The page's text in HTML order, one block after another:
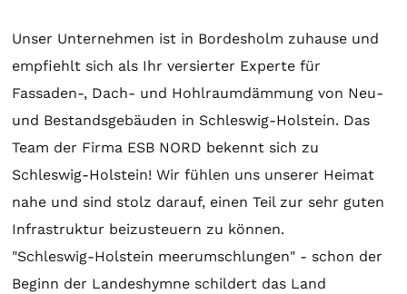
Unser Unternehmen ist in Bordesholm zuhause und
empfiehlt sich als Ihr versierter Experte für
Fassaden-, Dach- und Hohlraumdämmung von Neu-
und Bestandsgebäuden in Schleswig-Holstein. Das
Team der Firma ESB NORD bekennt sich zu
Schleswig-Holstein! Wir fühlen uns unserer Heimat
nahe und sind stolz darauf, einen Teil zur sehr guten
Infrastruktur beizusteuern zu können.
"Schleswig-Holstein meerumschlungen" - schon der
Beginn der Landeshymne schildert das Land